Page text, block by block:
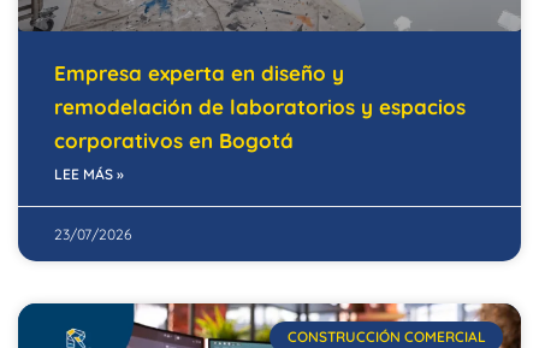
Empresa experta en diseño y
remodelación de laboratorios y espacios
corporativos en Bogotá
LEE MÁS »
23/07/2026
CONSTRUCCIÓN COMERCIAL